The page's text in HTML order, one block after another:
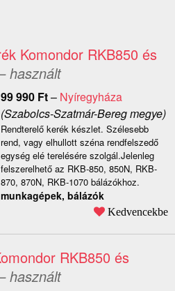
Komondor RKB850 és
használt
99 990 Ft– Nyíregyháza
(Szabolcs-Szatmár-Bereg megye)
Rendterelő kerék készlet. Szélesebb
rend, vagy elhullott széna rendfelszedő
egység elé terelésére szolgál.Jelenleg
felszerelhető az RKB-850, 850N, RKB-
870, 870N, RKB-1070 bálázókhoz.
munkagépek, bálázók
Kedvencekbe
RKB850 és
használt